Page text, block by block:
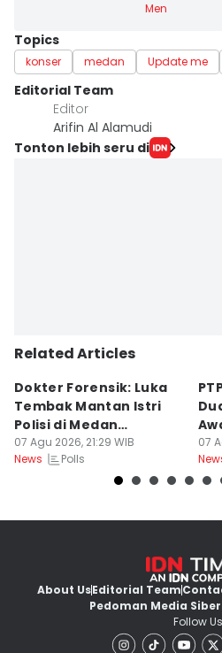
Men
Topics
konser medan Update me
Editorial Team
Editor
Arifin Al Alamudi
Tonton lebih seru di
Related Articles
Dokter Forensik: Luka
Tembak Mantan Istri
Polisi di Medan
Berkarakter Tempel
07 Agu 2026, 21:29 WIB
News
Polls
07
About UsEditorial Team
Pedoman Media Siber
Follow Us